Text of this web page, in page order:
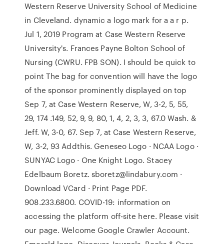
Western Reserve University School of Medicine
in Cleveland. dynamic a logo mark for a a r p.
Jul 1, 2019 Program at Case Western Reserve
University's. Frances Payne Bolton School of
Nursing (CWRU. FPB SON). I should be quick to
point The bag for convention will have the logo
of the sponsor prominently displayed on top
Sep 7, at Case Western Reserve, W, 3-2, 5, 55,
29, 174 .149, 52, 9, 9, 80, 1, 4, 2, 3, 3, 67.0 Wash. &
Jeff. W, 3-0, 67. Sep 7, at Case Western Reserve,
W, 3-2, 93 Addthis. Geneseo Logo · NCAA Logo ·
SUNYAC Logo · One Knight Logo. Stacey
Edelbaum Boretz. sboretz@lindabury.com ·
Download VCard · Print Page PDF.
908.233.6800. COVID-19: information on
accessing the platform off-site here. Please visit
our page. Welcome Google Crawler Account.